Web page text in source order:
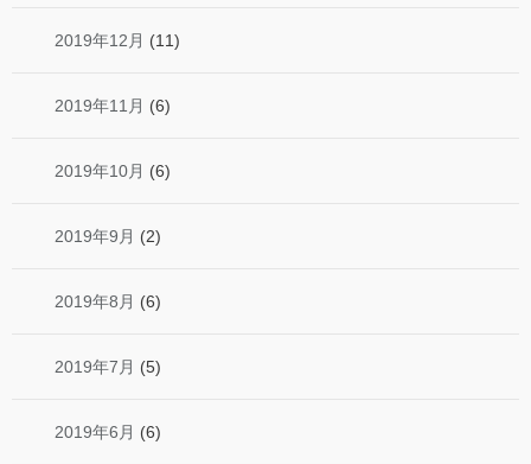
2019年12月 (11)
2019年11月 (6)
2019年10月 (6)
2019年9月 (2)
2019年8月 (6)
2019年7月 (5)
2019年6月 (6)